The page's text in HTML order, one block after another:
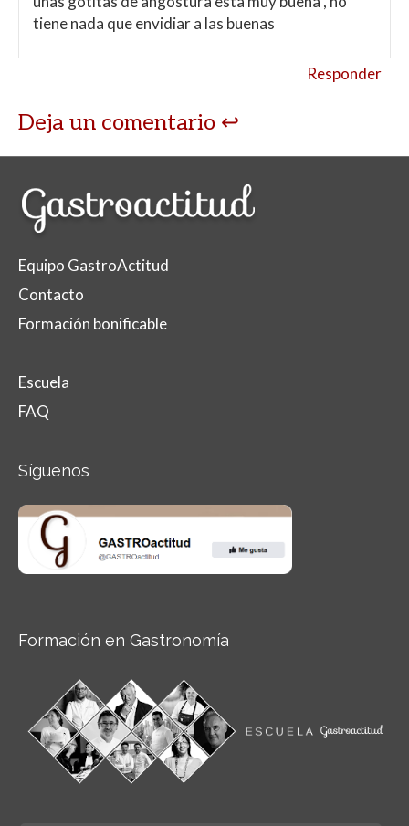
tiene nada que envidiar a las buenas
Responder
Deja un comentario
Equipo GastroActitud
Contacto
Formación bonificable
Escuela
FAQ
Síguenos
Formación en Gastronomía